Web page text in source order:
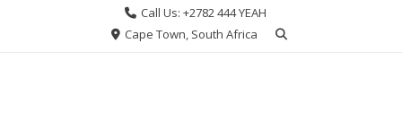
Call Us: +2782 444 YEAH
Cape Town, South Africa